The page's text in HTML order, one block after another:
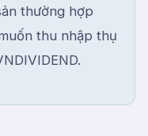
thường hợp
thu nhập thụ